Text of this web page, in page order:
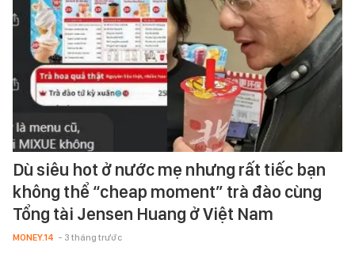
Dù siêu hot ở nước mẹ nhưng rất tiếc bạn
không thể “cheap moment” trà đào cùng
Tổng tài Jensen Huang ở Việt Nam
MONEY.14 - 3 tháng trước